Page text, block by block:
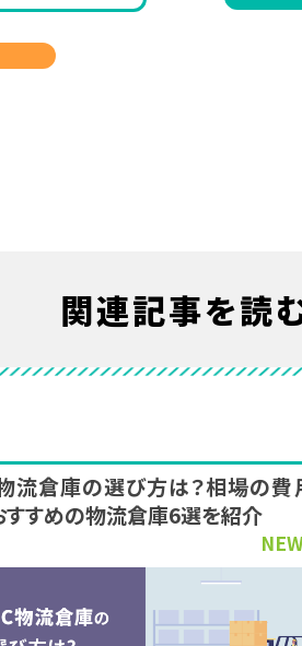
関連記事を読
流倉庫の選び方は？相場の費
すすめの物流倉庫6選を紹介